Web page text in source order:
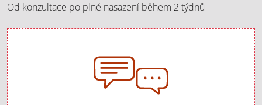
Od konzultace po plné nasazení během 2 týdnů